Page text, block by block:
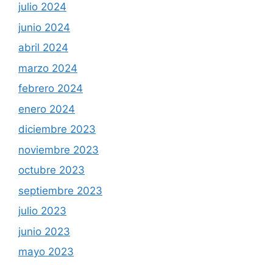
julio 2024
junio 2024
abril 2024
marzo 2024
febrero 2024
enero 2024
diciembre 2023
noviembre 2023
octubre 2023
septiembre 2023
julio 2023
junio 2023
mayo 2023